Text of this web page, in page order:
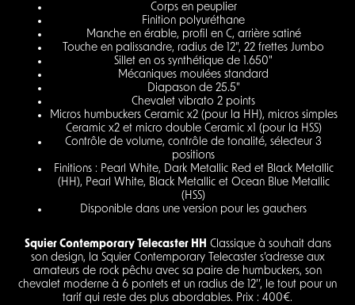
Corps en peuplier
Finition polyuréthane
Manche en érable, profil en C, arrière satiné
Touche en palissandre, radius de 12", 22 frettes Jumbo
Sillet en os synthétique de 1.650"
Mécaniques moulées standard
Diapason de 25.5"
Chevalet vibrato 2 points
Micros humbuckers Ceramic x2 (pour la HH), micros simples
Ceramic x2 et micro double Ceramic x1 (pour la HSS)
Contrôle de volume, contrôle de tonalité, sélecteur 3
positions
Finitions : Pearl White, Dark Metallic Red et Black Metallic
(HH), Pearl White, Black Metallic et Ocean Blue Metallic
(HSS)
Disponible dans une version pour les gauchers
Squier Contemporary Telecaster HH Classique à souhait dans
son design, la Squier Contemporary Telecaster s’adresse aux
amateurs de rock pêchu avec sa paire de humbuckers, son
chevalet moderne à 6 pontets et un radius de 12’’, le tout pour un
tarif qui reste des plus abordables. Prix : 400€.